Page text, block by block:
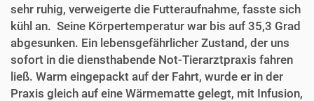
sehr ruhig, verweigerte die Futteraufnahme, fasste sich
kühl an. Seine Körpertemperatur war bis auf 35,3 Grad
abgesunken. Ein lebensgefährlicher Zustand, der uns
sofort in die diensthabende Not-Tierarztpraxis fahren
ließ. Warm eingepackt auf der Fahrt, wurde er in der
Praxis gleich auf eine Wärmematte gelegt, mit Infusion,